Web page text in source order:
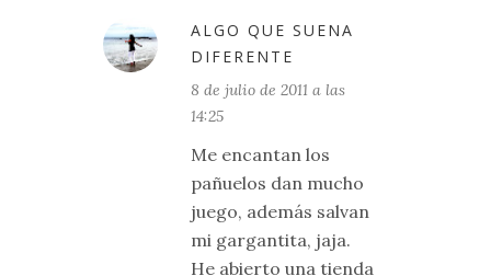
ALGO QUE SUENA
DIFERENTE
8 de julio de 2011 a las
14:25
Me encantan los
pañuelos dan mucho
juego, además salvan
mi gargantita, jaja.
He abierto una tienda